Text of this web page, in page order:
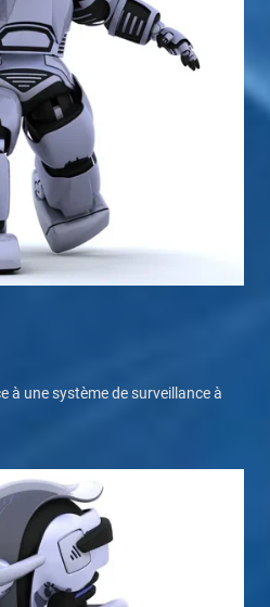
à une système de surveillance à